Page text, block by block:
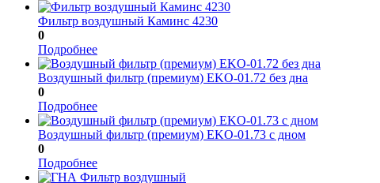
Фильтр воздушный Каминс 4230
0
Подробнее
Воздушный фильтр (премиум) EKO-01.72 без дна
0
Подробнее
Воздушный фильтр (премиум) EKO-01.73 с дном
0
Подробнее